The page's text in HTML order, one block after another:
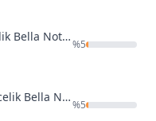
Siyah Transparan Tül Gecelik Bella Notte 15514
%5
Siyah Sırtı Açık Dantelli Gecelik Bella Notte 15032
%5